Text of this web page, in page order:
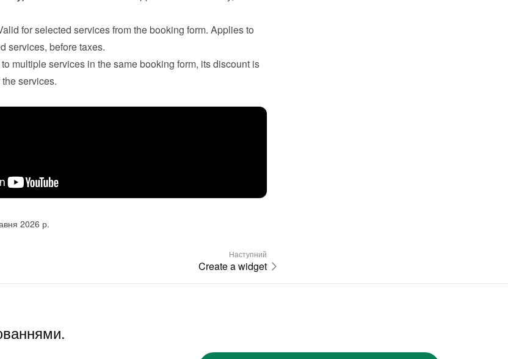
for selected services from the booking form. Applies to
services, before taxes.
multiple services in the same booking form, its discount is
services.
2026 р.
Наступний
Create a widget